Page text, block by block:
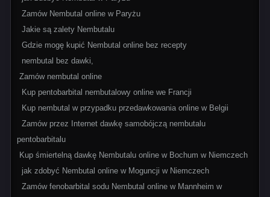
Zamów Nembutal online w Paryżu
Jakie są zalety Nembutalu
Gdzie mogę kupić Nembutal online bez recepty
nembutal bez dawki,
Zamów nembutal online
Kup pentobarbital nembutalowy online we Francji
Kup nembutal w przypadku przedawkowania online w Belgii
Zamów przez Internet dawkę samobójczą nembutalu
pentobarbitalu
Kup śmiertelną dawkę Nembutalu online w Bochum w Niemczech
jak zdobyć Nembutal online w Moguncji w Niemczech
Zamów fenobarbital sodu Nembutal online w Mannheim w